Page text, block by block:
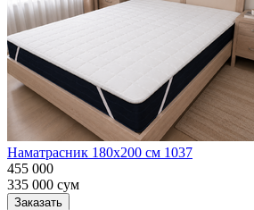
Наматрасник 180х200 см 1037
455 000
335 000 сум
Заказать